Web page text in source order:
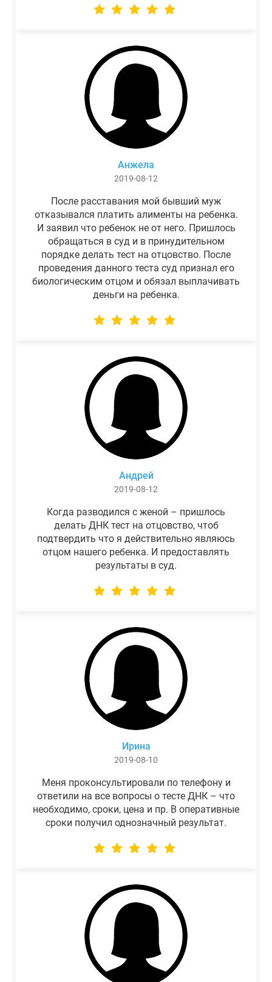
Анжела
2019-08-12
После расставания мой бывший муж
отказывался платить алименты на ребенка.
И заявил что ребенок не от него. Пришлось
обращаться в суд и в принудительном
порядке делать тест на отцовство. После
проведения данного теста суд признал его
биологическим отцом и обязал выплачивать
деньги на ребенка.
Андрей
2019-08-12
Когда разводился с женой – пришлось
делать ДНК тест на отцовство, чтоб
подтвердить что я действительно являюсь
отцом нашего ребенка. И предоставлять
результаты в суд.
Ирина
2019-08-10
Меня проконсультировали по телефону и
ответили на все вопросы о тесте ДНК – что
необходимо, сроки, цена и пр. В оперативные
сроки получил однозначный результат.